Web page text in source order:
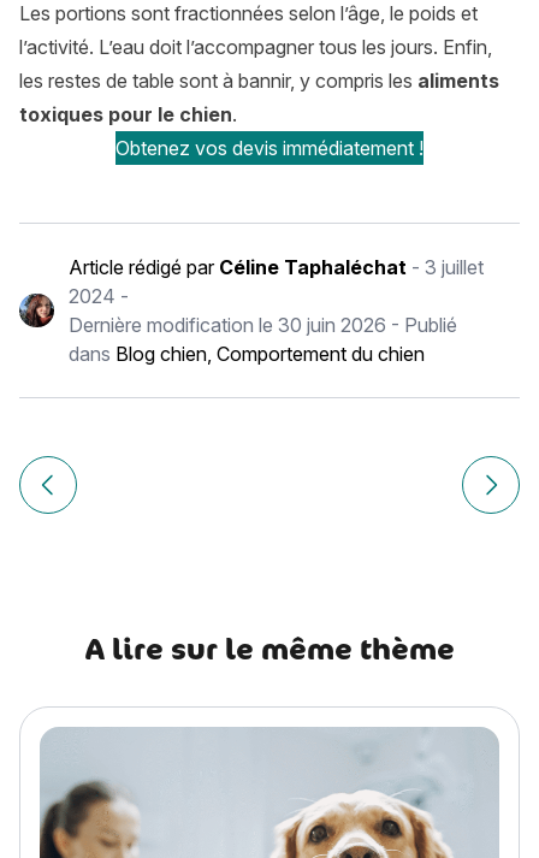
Les portions sont fractionnées selon l’âge, le poids et
l’activité. L’eau doit l’accompagner tous les jours. Enfin,
les restes de table sont à bannir, y compris les aliments
toxiques pour le chien.
Obtenez vos devis immédiatement !
Article rédigé par Céline Taphaléchat- 3 juillet
2024 -
Dernière modification le 30 juin 2026 - Publié
dans Blog chien, Comportement du chien
Navigation
de
Article précédent Chow Chow : histoire, caractère, Article
A lire sur le même thème